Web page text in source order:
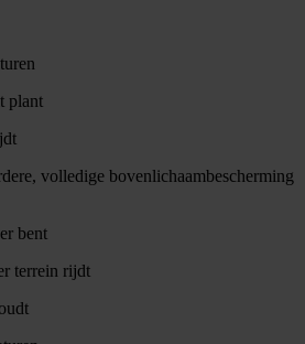
plant
volledige bovenlichaambescherming
bent
terrein rijdt